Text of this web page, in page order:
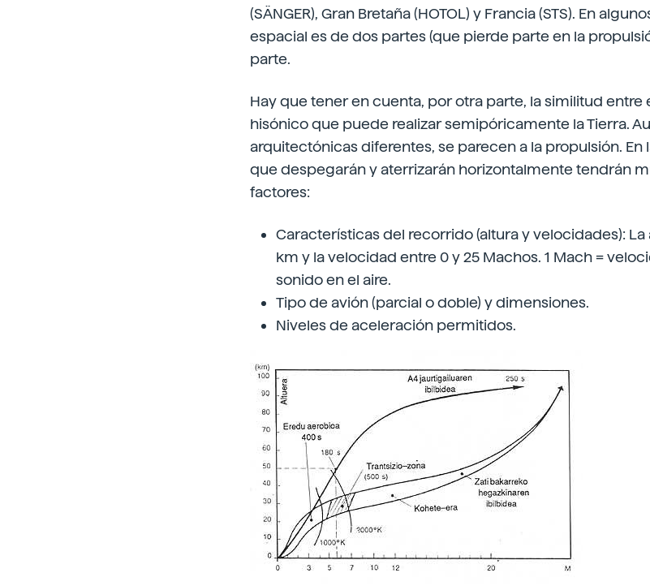
(SÄNGER), Gran Bretaña (HOTOL) y Francia (STS). En
espacial es de dos partes (que pierde parte en la
parte.
Hay que tener en cuenta, por otra parte, la similitud entre
hisónico que puede realizar semipóricamente la Tierra.
arquitectónicas diferentes, se parecen a la propulsión. En
que despegarán y aterrizarán horizontalmente tendrán
factores:
Características del recorrido (altura y velocidades): La
km y la velocidad entre 0 y 25 Machos. 1 Mach =
sonido en el aire.
Tipo de avión (parcial o doble) y dimensiones.
Niveles de aceleración permitidos.